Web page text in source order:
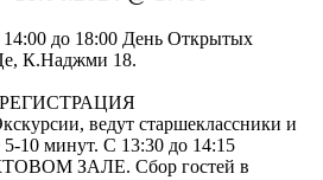
до 18:00 День Открытых
К.Наджми 18.
РЕГИСТРАЦИЯ
ведут старшеклассники и
10 минут. С 13:30 до 14:15
ЗАЛЕ. Сбор гостей в